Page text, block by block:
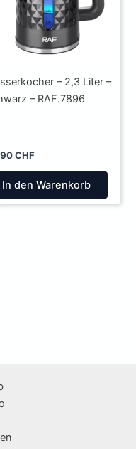
– 2,3 Liter –
– RAF.7896
CHF
In den Warenkorb